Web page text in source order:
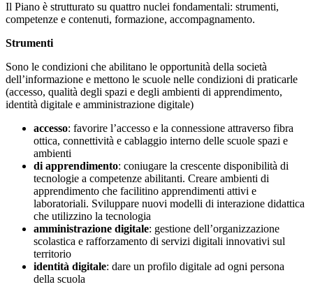
Il Piano è strutturato su quattro nuclei fondamentali: strumenti,
competenze e contenuti, formazione, accompagnamento.
Strumenti
Sono le condizioni che abilitano le opportunità della società
dell’informazione e mettono le scuole nelle condizioni di praticarle
(accesso, qualità degli spazi e degli ambienti di apprendimento,
identità digitale e amministrazione digitale)
accesso: favorire l’accesso e la connessione attraverso fibra
ottica, connettività e cablaggio interno delle scuole spazi e
ambienti
di apprendimento: coniugare la crescente disponibilità di
tecnologie a competenze abilitanti. Creare ambienti di
apprendimento che facilitino apprendimenti attivi e
laboratoriali. Sviluppare nuovi modelli di interazione didattica
che utilizzino la tecnologia
amministrazione digitale: gestione dell’organizzazione
scolastica e rafforzamento di servizi digitali innovativi sul
territorio
identità digitale: dare un profilo digitale ad ogni persona
della scuola